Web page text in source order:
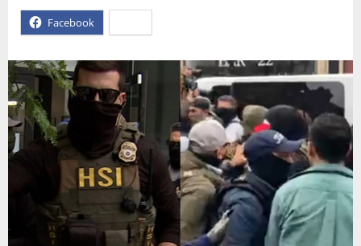
Facebook